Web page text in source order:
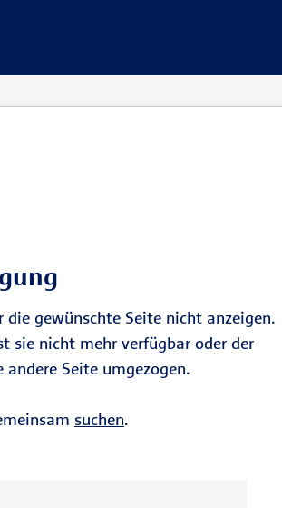
die gewünschte Seite nicht anzeigen.
sie nicht mehr verfügbar oder der
Seite umgezogen.
suchen.